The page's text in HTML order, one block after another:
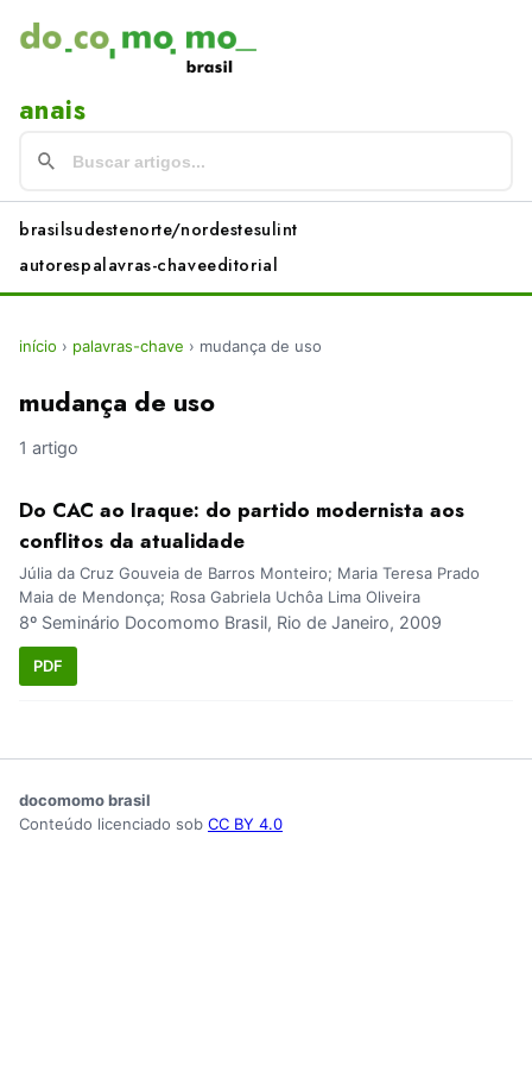
anais
brasilsudestenorte/nordestesulint
autorespalavras-chaveeditorial
início › palavras-chave › mudança de uso
mudança de uso
1 artigo
Do CAC ao Iraque: do partido modernista aos
conflitos da atualidade
Júlia da Cruz Gouveia de Barros Monteiro; Maria Teresa Prado
Maia de Mendonça; Rosa Gabriela Uchôa Lima Oliveira
8º Seminário Docomomo Brasil, Rio de Janeiro, 2009
PDF
docomomo brasil
Conteúdo licenciado sob CC BY 4.0